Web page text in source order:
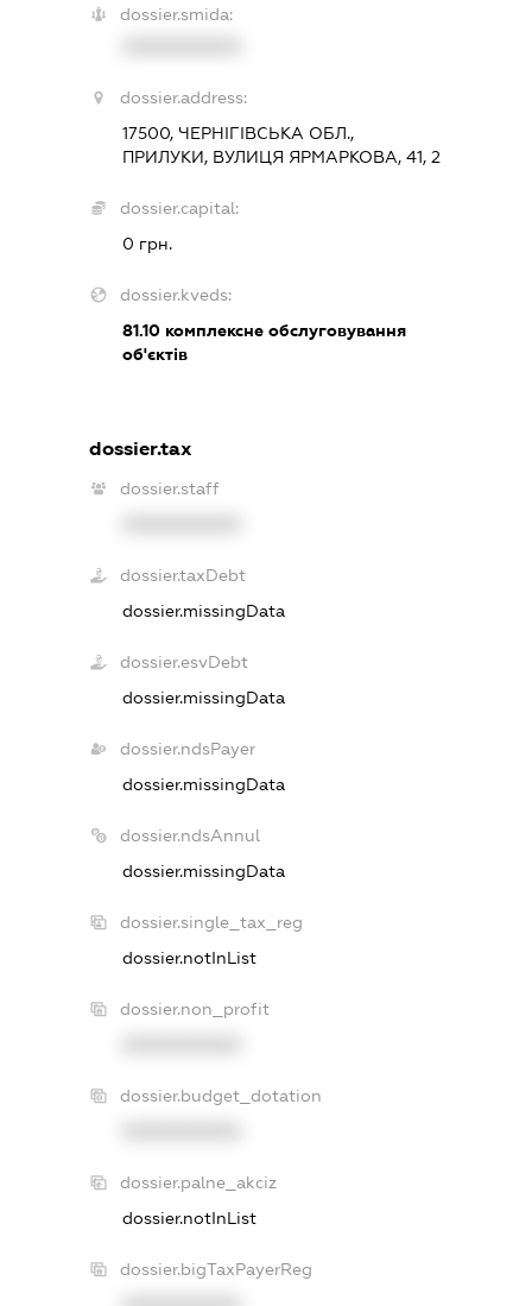
dossier.smida:
dossier.address:
17500, ЧЕРНІГІВСЬКА ОБЛ.,
ПРИЛУКИ, ВУЛИЦЯ ЯРМАРКОВА, 41, 2
dossier.capital:
0 грн.
dossier.kveds:
81.10комплексне обслуговування
об'єктів
dossier.tax
dossier.staff
dossier.taxDebt
dossier.missingData
dossier.esvDebt
dossier.missingData
dossier.ndsPayer
dossier.missingData
dossier.ndsAnnul
dossier.missingData
dossier.single_tax_reg
dossier.notInList
dossier.non_profit
dossier.budget_dotation
dossier.palne_akciz
dossier.notInList
dossier.bigTaxPayerReg